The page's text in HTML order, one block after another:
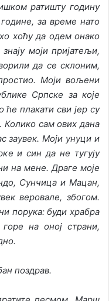
ратишту годину
за време нато
хоћу да одем онако
моји пријатељи,
да се склоним,
Моји вољени
Српске за које
ће плакати сви јер су
Колико сам ових дана
заувек. Моји унуци и
и син да не тугују
на мене. Драге моје
Сунчица и Мацан,
веровале, збогом.
порука: буди храбра
на оној страни,
поздрав.